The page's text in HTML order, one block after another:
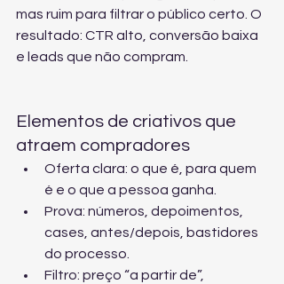
mas ruim para filtrar o público certo. O
resultado: CTR alto, conversão baixa
e leads que não compram.
Elementos de criativos que
atraem compradores
Oferta clara: o que é, para quem
é e o que a pessoa ganha.
Prova: números, depoimentos,
cases, antes/depois, bastidores
do processo.
Filtro: preço “a partir de”,